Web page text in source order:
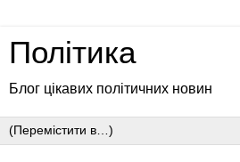
Політика
Блог цікавих політичних новин